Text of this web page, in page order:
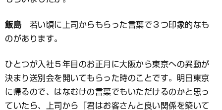
飯島 若い頃に上司からもらった言葉で３つ印象的なも
のがあります。
ひとつが入社５年目のお正月に大阪から東京への異動が
決まり送別会を開いてもらった時のことです。明日東京
に帰るので、はなむけの言葉でもいただけるのかと思っ
ていたら、上司から「君はお客さんと良い関係を築いて